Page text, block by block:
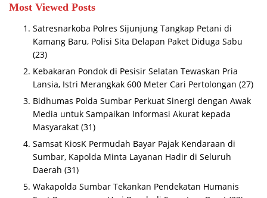
Most Viewed Posts
Satresnarkoba Polres Sijunjung Tangkap Petani di
Kamang Baru, Polisi Sita Delapan Paket Diduga Sabu
(23)
Kebakaran Pondok di Pesisir Selatan Tewaskan Pria
Lansia, Istri Merangkak 600 Meter Cari Pertolongan (27)
Bidhumas Polda Sumbar Perkuat Sinergi dengan Awak
Media untuk Sampaikan Informasi Akurat kepada
Masyarakat (31)
Samsat KiosK Permudah Bayar Pajak Kendaraan di
Sumbar, Kapolda Minta Layanan Hadir di Seluruh
Daerah (31)
Wakapolda Sumbar Tekankan Pendekatan Humanis